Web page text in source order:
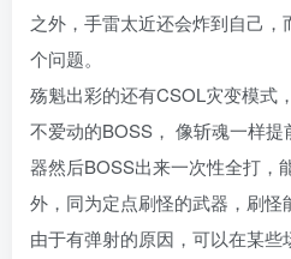
之外，手雷太近还会炸到自己
个问题。
殇魁出彩的还有CSOL灾变模式
不爱动的BOSS， 像斩魂一样
器然后BOSS出来一次性全打，
外，同为定点刷怪的武器，刷
由于有弹射的原因，可以在某